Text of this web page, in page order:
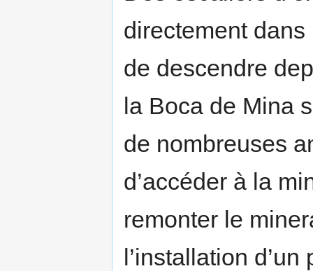
directement
de descendre
la Boca de Mina
de nombreuses
d’accéder à la
remonter le
l’installation